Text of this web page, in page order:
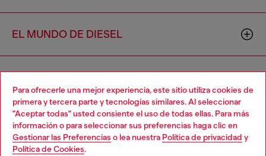
Para ofrecerle una mejor experiencia, este sitio utiliza cookies de
primera y tercera parte y tecnologías similares. Al seleccionar
"Aceptar todas" usted consiente el uso de todas ellas. Para más
información o para seleccionar sus preferencias haga clic en
Gestionar las Preferencias o lea nuestra Política de privacidad y
Política de Cookies.
EL MUNDO DE DIESEL
Choose your location
You are currently browsing México website, but it seems you